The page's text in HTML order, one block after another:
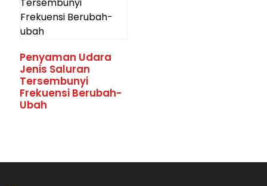
Penyaman Udara
Jenis Saluran
Tersembunyi
Frekuensi Berubah-
Ubah